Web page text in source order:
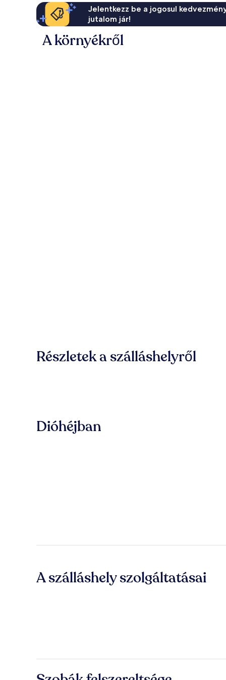
Jelentkezz be a jogosul
jutalom jár!
A környékről
Részletek a szálláshelyről
Dióhéjban
A szálláshely szolgáltatásai